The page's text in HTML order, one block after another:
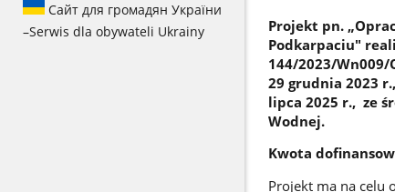
Сайт для громадян України
–Serwis dla obywateli Ukrainy
Projekt pn.
Podkarpaciu"
144/2023/Wn009/
29 grudnia 2023
lipca 2025 r., ze
Wodnej.
Kwota
Projekt ma na celu